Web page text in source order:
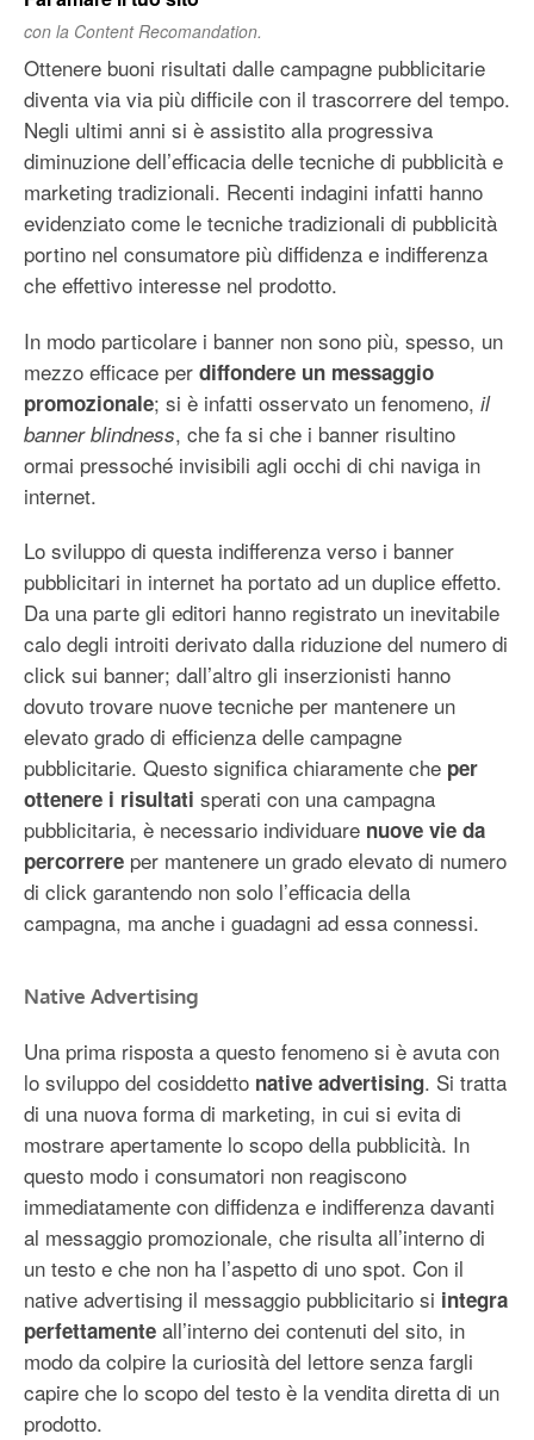
con la Content Recomandation.
Ottenere buoni risultati dalle campagne pubblicitarie
diventa via via più difficile con il trascorrere del tempo.
Negli ultimi anni si è assistito alla progressiva
diminuzione dell’efficacia delle tecniche di pubblicità e
marketing tradizionali. Recenti indagini infatti hanno
evidenziato come le tecniche tradizionali di pubblicità
portino nel consumatore più diffidenza e indifferenza
che effettivo interesse nel prodotto.
In modo particolare i banner non sono più, spesso, un
mezzo efficace per diffondere un messaggio
promozionale; si è infatti osservato un fenomeno, il
banner blindness, che fa si che i banner risultino
ormai pressoché invisibili agli occhi di chi naviga in
internet.
Lo sviluppo di questa indifferenza verso i banner
pubblicitari in internet ha portato ad un duplice effetto.
Da una parte gli editori hanno registrato un inevitabile
calo degli introiti derivato dalla riduzione del numero di
click sui banner; dall’altro gli inserzionisti hanno
dovuto trovare nuove tecniche per mantenere un
elevato grado di efficienza delle campagne
pubblicitarie. Questo significa chiaramente che per
ottenere i risultati sperati con una campagna
pubblicitaria, è necessario individuare nuove vie da
percorrere per mantenere un grado elevato di numero
di click garantendo non solo l’efficacia della
campagna, ma anche i guadagni ad essa connessi.
Native Advertising
Una prima risposta a questo fenomeno si è avuta con
lo sviluppo del cosiddetto native advertising. Si tratta
di una nuova forma di marketing, in cui si evita di
mostrare apertamente lo scopo della pubblicità. In
questo modo i consumatori non reagiscono
immediatamente con diffidenza e indifferenza davanti
al messaggio promozionale, che risulta all’interno di
un testo e che non ha l’aspetto di uno spot. Con il
native advertising il messaggio pubblicitario si integra
perfettamente all’interno dei contenuti del sito, in
modo da colpire la curiosità del lettore senza fargli
capire che lo scopo del testo è la vendita diretta di un
prodotto.